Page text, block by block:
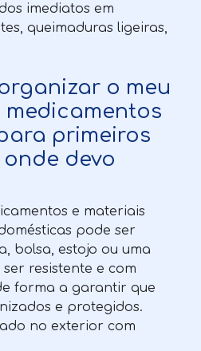
imediatos em
queimaduras ligeiras,
o meu
primeiros
devo
e materiais
pode ser
bolsa, estojo ou uma
resistente e com
forma a garantir que
e protegidos.
no exterior com